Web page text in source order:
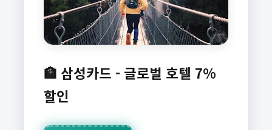
🏦 삼성카드 - 글로벌 호텔 7%
할인